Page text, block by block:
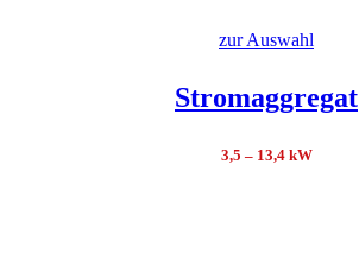
zur Auswahl
Stromaggregat
3,5 – 13,4 kW